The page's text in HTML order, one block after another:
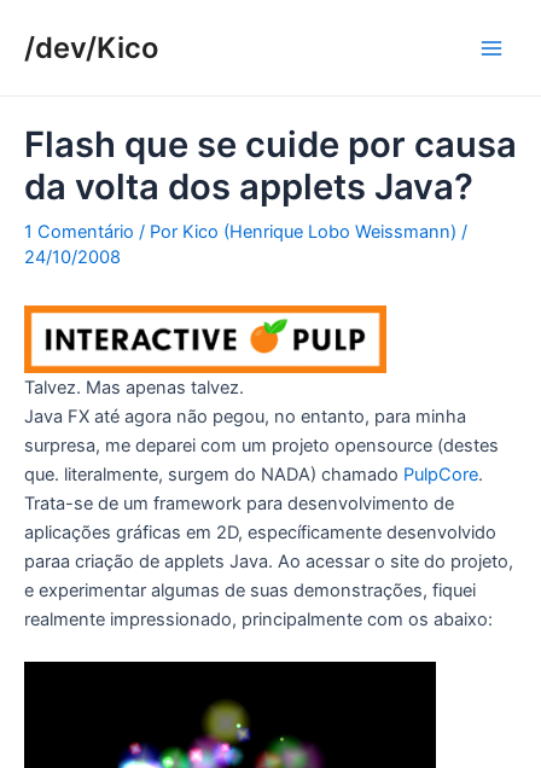
para/dev/Kico
Flash que se cuide por causa
da volta dos applets Java?
1 Comentário / Por Kico (Henrique Lobo Weissmann) /
24/10/2008
Talvez. Mas apenas talvez.
Java FX até agora não pegou, no entanto, para minha
surpresa, me deparei com um projeto opensource (destes
que. literalmente, surgem do NADA) chamado PulpCore.
Trata-se de um framework para desenvolvimento de
aplicações gráficas em 2D, específicamente desenvolvido
paraa criação de applets Java. Ao acessar o site do projeto,
e experimentar algumas de suas demonstrações, fiquei
realmente impressionado, principalmente com os abaixo: